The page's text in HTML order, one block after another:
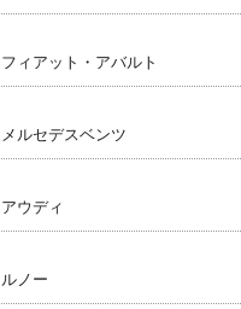
フィアット・アバルト
メルセデスベンツ
アウディ
ルノー